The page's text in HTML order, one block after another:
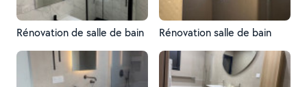
Rénovation de salle de bain Rénovation salle de bain